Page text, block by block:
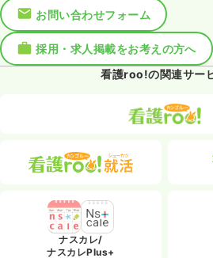
お問い合わせフォーム
採用・求人掲載をお考えの方へ
看護roo!の関連サー
ナスカレ/
ナスカレPlus+